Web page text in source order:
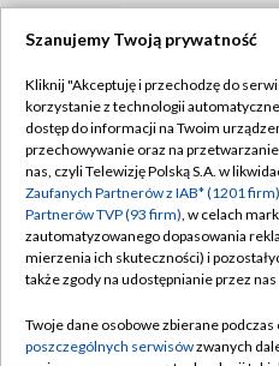
Biuro
Oferta
Rada
Polityka
Moje
Biuro
Szanujemy Twoją prywatność
Kliknij "Akceptuję i przechodzę do
korzystanie z technologii
dostęp do informacji na Twoim
przechowywanie oraz na
nas, czyli Telewizję Polską S.A. w
Zaufanych Partnerów z IAB* (1201 firm)
Partnerów TVP (93 firm), w celach
zautomatyzowanego dopasowania
mierzenia ich skuteczności) i
także zgody na udostępnianie przez
Twoje dane osobowe zbierane
poszczególnych serwisówzwanych